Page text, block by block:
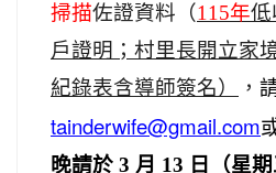
掃描佐證資料（115年低
戶證明；村里長開立家
紀錄表含導師簽名）
，
tainderwife@gmail.com
晚請於 3 月 13 日（星